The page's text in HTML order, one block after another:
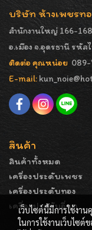
บริษัท ห้างเพชรทอ
สำนักงานใหญ่ 166-
อ.เมือง จ.อุดรธานี รหั
ติดต่อ คุณหน่อย 089-
E-mail:
สินค้า
สินค้าทั้งหมด
เครื่องประดับเพชร
เครื่องประดับทอง
เครื่องประดับอื่นๆ
เว็บไซต์นี้มีการใช้งา
ในการใช้งานเว็บไซต์